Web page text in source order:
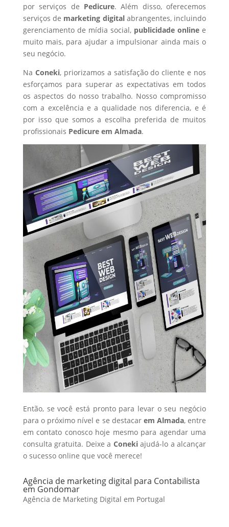
por serviços de Pedicure. Além disso, oferecemos
serviços de marketing digital abrangentes, incluindo
gerenciamento de mídia social, publicidade online e
muito mais, para ajudar a impulsionar ainda mais o
seu negócio.
Na Coneki, priorizamos a satisfação do cliente e nos
esforçamos para superar as expectativas em todos
os aspectos do nosso trabalho. Nosso compromisso
com a excelência e a qualidade nos diferencia, e é
por isso que somos a escolha preferida de muitos
profissionais Pedicureem Almada.
Então, se você está pronto para levar o seu negócio
para o próximo nível e se destacar em Almada, entre
em contato conosco hoje mesmo para agendar uma
consulta gratuita. Deixe a Conekiajudá-lo a alcançar
o sucesso online que você merece!
Agência de marketing digital para Contabilista
em Gondomar
Agência de Marketing Digital em Portugal